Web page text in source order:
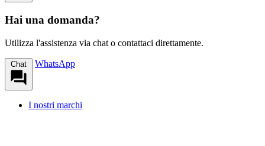
Hai una domanda?
Utilizza l'assistenza via chat o contattaci direttamente.
Chat WhatsApp
I nostri marchi